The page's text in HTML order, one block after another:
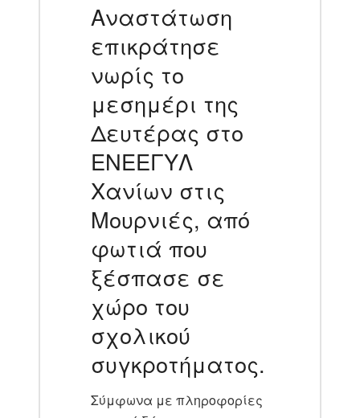
Αναστάτωση
επικράτησε
νωρίς το
μεσημέρι της
Δευτέρας στο
ΕΝΕΕΓΥΛ
Χανίων στις
Μουρνιές, από
φωτιά που
ξέσπασε σε
χώρο του
σχολικού
συγκροτήματος.
Σύμφωνα με πληροφορίες